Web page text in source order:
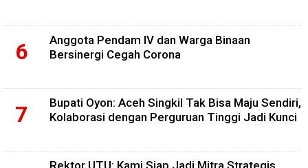
Anggota Pendam IV dan Warga Binaan
Bersinergi Cegah Corona
Bupati Oyon: Aceh Singkil Tak Bisa Maju Sendiri,
Kolaborasi dengan Perguruan Tinggi Jadi Kunci